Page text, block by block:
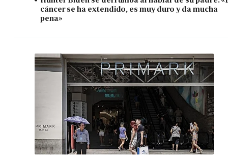
cáncer se ha extendido, es muy duro y da mucha
pena»